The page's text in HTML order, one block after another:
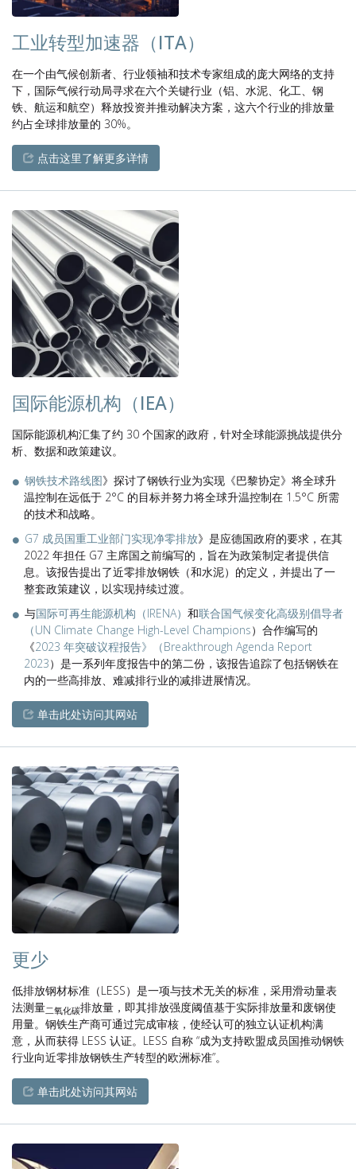
工业转型加速器（ITA）
在一个由气候创新者、行业领袖和技术专家组成的庞大网络的支持
下，国际气候行动局寻求在六个关键行业（铝、水泥、化工、钢
铁、航运和航空）释放投资并推动解决方案，这六个行业的排放量
约占全球排放量的 30%。
点击这里了解更多详情
国际能源机构（IEA）
国际能源机构汇集了约 30 个国家的政府，针对全球能源挑战提供分
析、数据和政策建议。
钢铁技术路线图》探讨了钢铁行业为实现《巴黎协定》将全球升
温控制在远低于 2°C 的目标并努力将全球升温控制在 1.5°C 所需
的技术和战略。
G7 成员国重工业部门实现净零排放》是应德国政府的要求，在其
2022 年担任 G7 主席国之前编写的，旨在为政策制定者提供信
息。该报告提出了近零排放钢铁（和水泥）的定义，并提出了一
整套政策建议，以实现持续过渡。
与国际可再生能源机构（IRENA） 和联合国气候变化高级别倡导者
（UN Climate Change High-Level Champions）合作编写的
《2023 年突破议程报告》（Breakthrough Agenda Report
2023）是一系列年度报告中的第二份，该报告追踪了包括钢铁在
内的一些高排放、难减排行业的减排进展情况。
单击此处访问其网站
更少
低排放钢材标准（LESS）是一项与技术无关的标准，采用滑动量表
法测量二氧化碳排放量，即其排放强度阈值基于实际排放量和废钢使
用量。钢铁生产商可通过完成审核，使经认可的独立认证机构满
意，从而获得 LESS 认证。LESS 自称 “成为支持欧盟成员国推动钢铁
行业向近零排放钢铁生产转型的欧洲标准”。
单击此处访问其网站